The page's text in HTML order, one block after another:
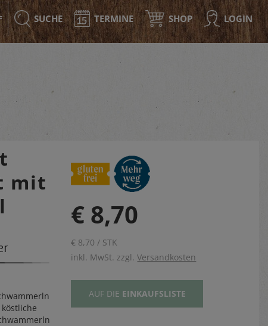
SUCHE TERMINE SHOP LOGIN
mit
€ 8,70
€ 8,70 / STK
inkl. MwSt. zzgl.Versandkosten
AUF DIE EINKAUFSLISTE